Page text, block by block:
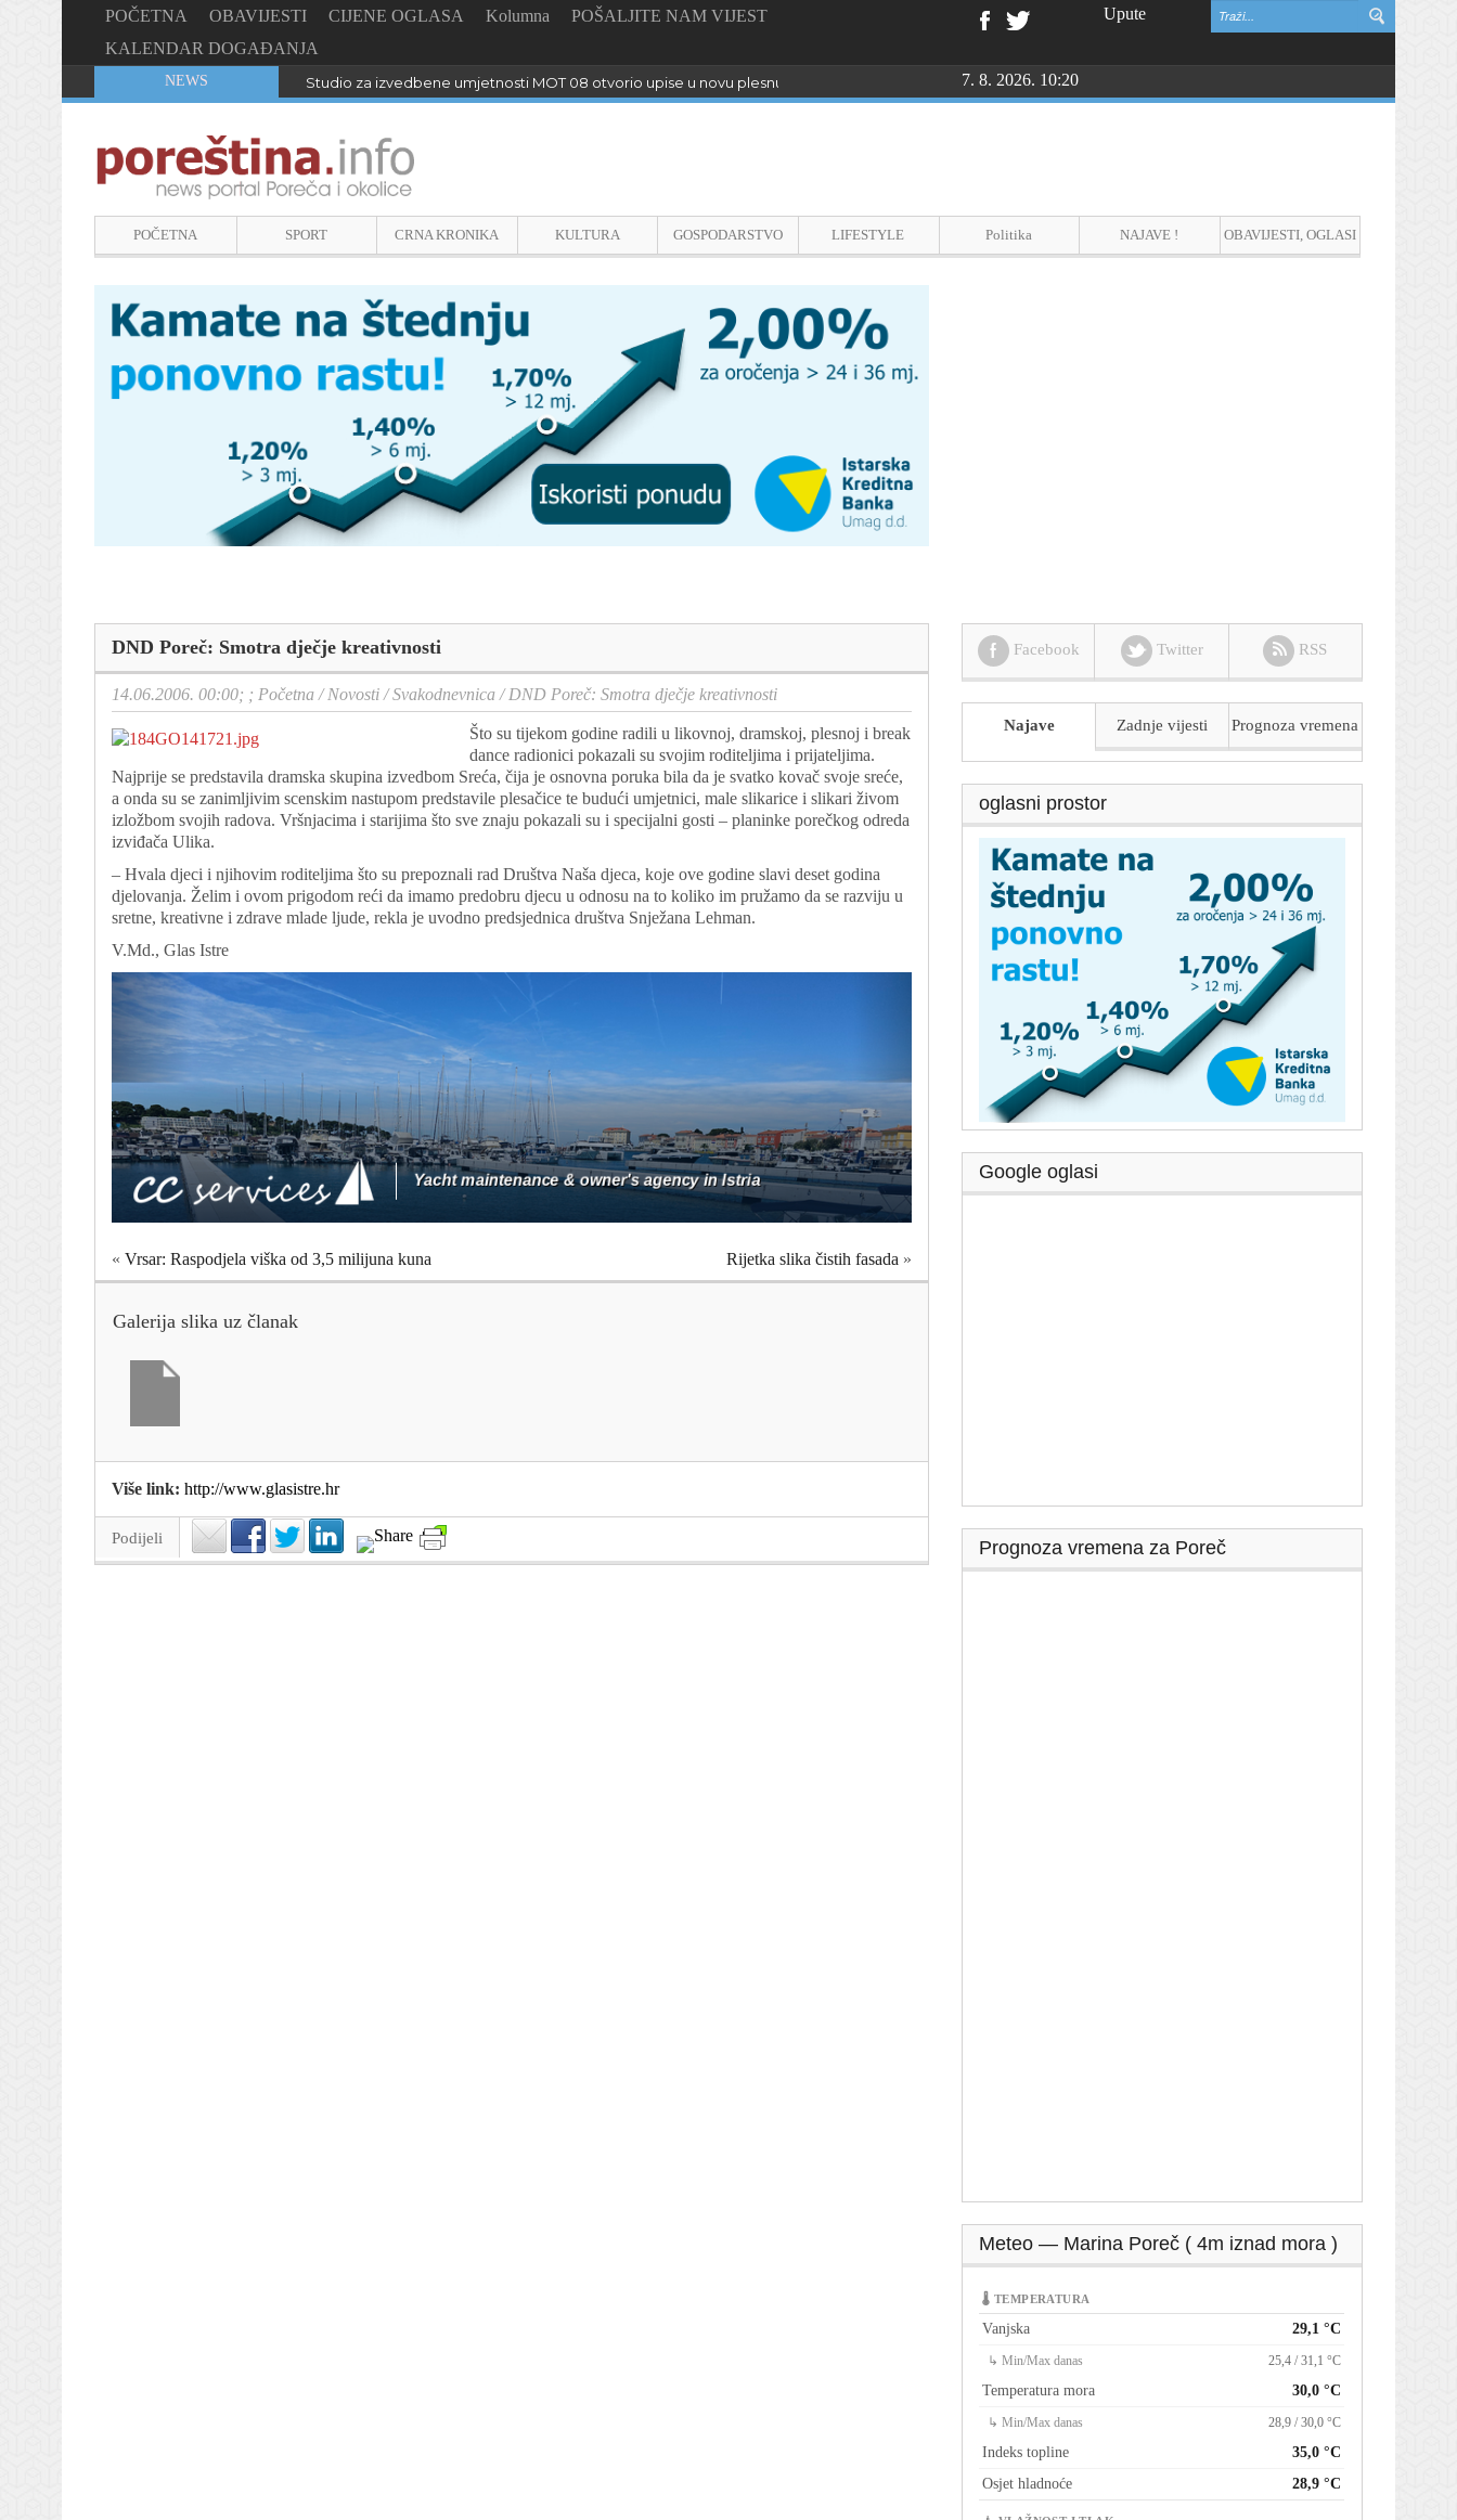
POČETNA OBAVIJESTI CIJENE OGLASA Kolumna
POŠALJITE NAM VIJEST
KALENDAR DOGAĐANJA
Upute
NEWS Studio za izvedbene umjetnosti MOT 08 otvorio upise u novu plesnu sezonu 7. 8. 2026. 10:20
POČETNA SPORT CRNA KRONIKA KULTURA GOSPODARSTVO LIFESTYLE Politika NAJAVE ! OBAVIJESTI, OGLASI
DND Poreč: Smotra dječje kreativnosti
14.06.2006. 00:00; ; Početna /Novosti /Svakodnevnica /DND Poreč: Smotra dječje kreativnosti
Što su tijekom godine radili u likovnoj, dramskoj, plesnoj i break
dance radionici pokazali su svojim roditeljima i prijateljima.
Najprije se predstavila dramska skupina izvedbom Sreća, čija je osnovna poruka bila da je svatko kovač svoje sreće,
a onda su se zanimljivim scenskim nastupom predstavile plesačice te budući umjetnici, male slikarice i slikari živom
izložbom svojih radova. Vršnjacima i starijima što sve znaju pokazali su i specijalni gosti – planinke porečkog odreda
izviđača Ulika.
– Hvala djeci i njihovim roditeljima što su prepoznali rad Društva Naša djeca, koje ove godine slavi deset godina
djelovanja. Želim i ovom prigodom reći da imamo predobru djecu u odnosu na to koliko im pružamo da se razviju u
sretne, kreativne i zdrave mlade ljude, rekla je uvodno predsjednica društva Snježana Lehman.
V.Md., Glas Istre
« Vrsar: Raspodjela viška od 3,5 milijuna kuna Rijetka slika čistih fasada »
Galerija slika uz članak
Više link: http://www.glasistre.hr
Podijeli
Facebook Twitter RSS
Najave Zadnje vijesti Prognoza vremena
oglasni prostor
Google oglasi
Prognoza vremena za Poreč
Meteo — Marina Poreč ( 4m iznad mora )
🌡 TEMPERATURA
Vanjska 29,1 °C
↳ Min/Max danas 25,4 / 31,1 °C
Temperatura mora 30,0 °C
↳ Min/Max danas 28,9 / 30,0 °C
Indeks topline
35,0 °C
Osjet hladnoće
28,9 °C